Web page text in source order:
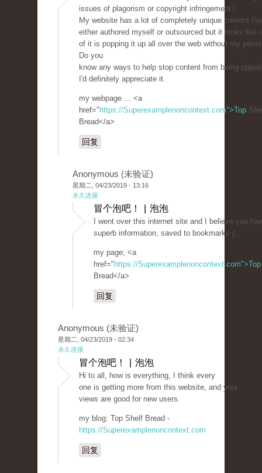
issues of plagorism or copyright infringement?
My website has a lot of completely unique content
either authored myself or outsourced but it looks like
of it is popping it up all over the web without my
Do you
know any ways to help stop content from being
I'd definitely appreciate it.
my webpage ... <a
href=" https://Superexamplenoncontext.com">Top
Bread</a>
回复
Anonymous (未验证)
星期二, 04/23/2019 - 13:16
永久连接
冒个泡吧！ | 泡泡
I went over this internet site and I believe you
superb information, saved to bookmarks (:.
my page; <a
href=" https://Superexamplenoncontext.com">Top
Bread</a>
回复
Anonymous (未验证)
星期二, 04/23/2019 - 02:34
永久连接
冒个泡吧！ | 泡泡
Hi to all, how is everything, I think every
one is getting more from this website, and your
views are good for new users.
my blog: Top Shelf Bread -
https://Superexamplenoncontext.com
回复